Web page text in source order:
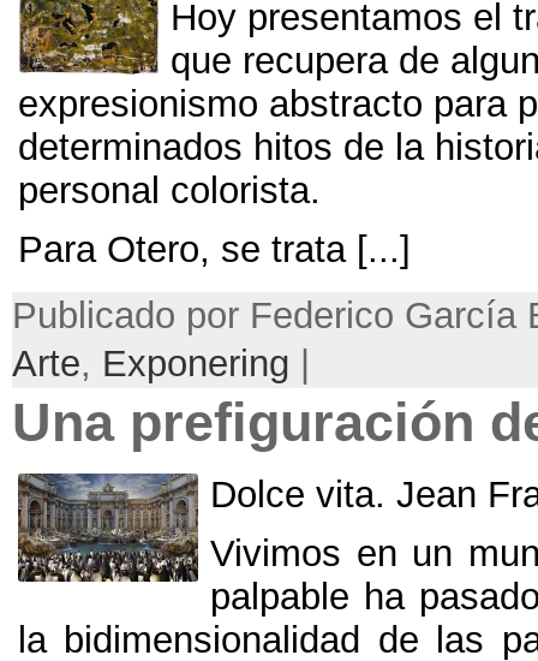
Hoy presentamos el
que recupera de
expresionismo abstracto para
determinados hitos de la
personal colorista.
Para Otero, se trata[...]
Publicado por Federico García
Arte, Exponering
Una prefiguración
Dolce vita. Jean
Vivimos en un
palpable ha
la bidimensionalidad de las